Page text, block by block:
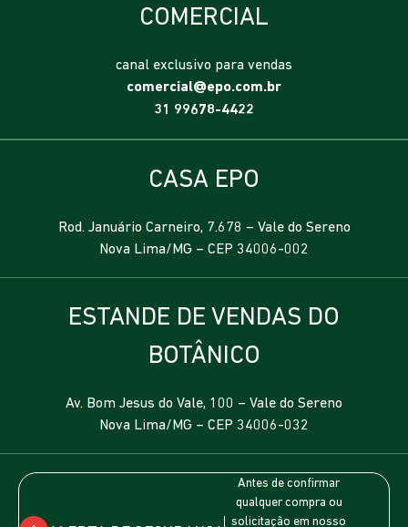
COMERCIAL
canal exclusivo para vendas
comercial@epo.com.br
31 99678-4422
CASA EPO
Rod. Januário Carneiro, 7.678 – Vale do Sereno
Nova Lima/MG – CEP 34006-002
ESTANDE DE VENDAS DO
BOTÂNICO
Av. Bom Jesus do Vale, 100 – Vale do Sereno
Nova Lima/MG – CEP 34006-032
Antes de confirmar
qualquer compra ou
solicitação em nosso